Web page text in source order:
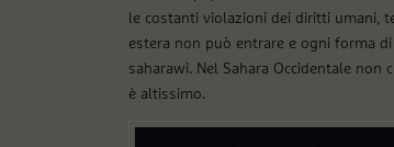
le costanti violazioni dei diritti umani,
estera non può entrare e ogni forma
saharawi. Nel Sahara Occidentale
è altissimo.